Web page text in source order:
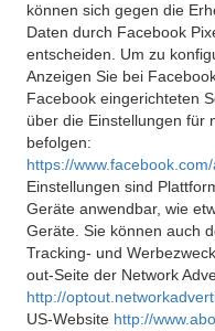
können sich gegen die
Daten durch Facebook
entscheiden. Um zu
Anzeigen Sie bei
Facebook eingerichteten
über die Einstellungen für
befolgen:
https://
Einstellungen sind
Geräte anwendbar, wie
Geräte. Sie können auch
Tracking- und
out-Seite der Network
http://
US-Website http://